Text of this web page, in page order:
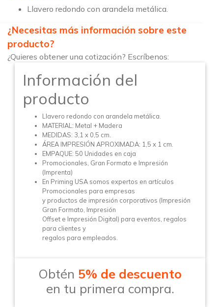
Llavero redondo con arandela metálica.
¿Necesitas más información sobre este
producto?
¿Quieres obtener una cotización? Escríbenos:
Información del
producto
Llavero redondo con arandela metálica.
MATERIAL: Metal + Madera
MEDIDAS: 3,1 x 0,5 cm.
ÁREA IMPRESIÓN APROXIMADA: 1,5 x 1 cm.
EMPAQUE: 50 Unidades en caja
Promocionales, Gran Formato e Impresión
(Imprenta)
En Priming USA somos expertos en artículos
Promocionales para empresas
y productos de impresión corporativos (Impresión
Gran Formato, Impresión
Offset e Impresión Digital) para eventos, regalos
para clientes y
regalos para empleados.
Obtén 5% de descuento
en tu primera compra.